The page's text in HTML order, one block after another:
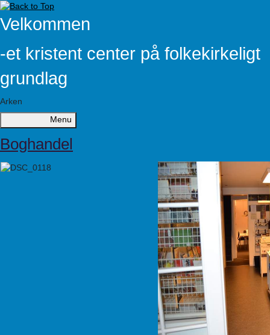
Velkommen
-et kristent center på folkekirkeligt
grundlag
Arken
Menu
Boghandel